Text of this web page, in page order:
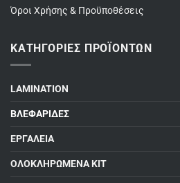
Όροι Χρήσης & Προϋποθέσεις
ΚΑΤΗΓΟΡΊΕΣ ΠΡΟΪΌΝΤΩΝ
LAMINATION
ΒΛΕΦΑΡΙΔΕΣ
ΕΡΓΑΛΕΙΑ
ΟΛΟΚΛΗΡΩΜΕΝΑ ΚΙΤ